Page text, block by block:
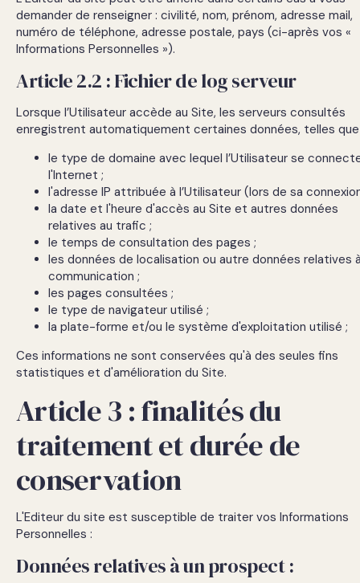
demander de renseigner : civilité, nom, prénom, adresse mail,
numéro de téléphone, adresse postale, pays (ci-après vos «
Informations Personnelles »).
Article 2.2 : Fichier de log serveur
Lorsque l’Utilisateur accède au Site, les serveurs consultés
enregistrent automatiquement certaines données, telles
le type de domaine avec lequel l’Utilisateur se
l'Internet ;
l'adresse IP attribuée à l’Utilisateur (lors de sa
la date et l'heure d'accès au Site et autres données
relatives au trafic ;
le temps de consultation des pages ;
les données de localisation ou autre données relatives
communication ;
les pages consultées ;
le type de navigateur utilisé ;
la plate-forme et/ou le système d'exploitation utilisé ;
Ces informations ne sont conservées qu'à des seules fins
statistiques et d'amélioration du Site.
Article 3 : finalités du
traitement et durée de
conservation
L'Editeur du site est susceptible de traiter vos Informations
Personnelles :
Données relatives à un prospect :